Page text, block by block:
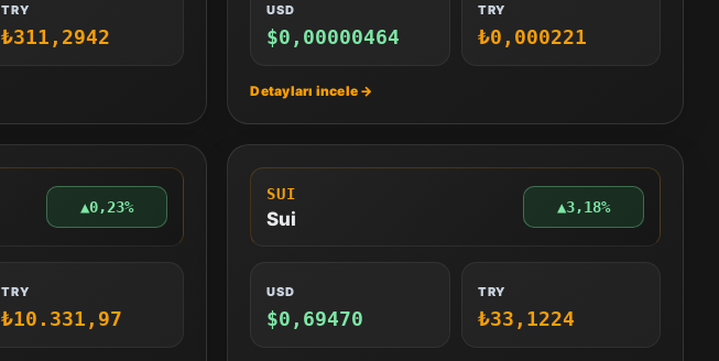
TRY
₺311,2942
USD
$0,00000464
TRY
₺0,000221
▲0,23%
TRY
₺10.331,97
SUI
Sui
▲3,18%
USD
$0,69470
TRY
₺33,1224